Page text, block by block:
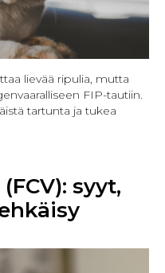
lievää ripulia, mutta
FIP-tautiin.
tartunta ja tukea
syyt,